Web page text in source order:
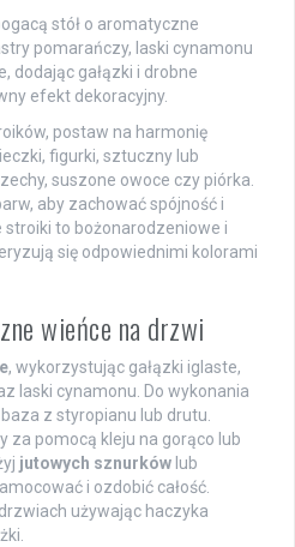
stół o aromatyczne
pomarańczy, laski cynamonu
dodając gałązki i drobne
efekt dekoracyjny.
postaw na harmonię
figurki, sztuczny lub
suszone owoce czy piórka.
aby zachować spójność i
stroiki to bożonarodzeniowe i
się odpowiednimi kolorami
wieńce na drzwi
, wykorzystując gałązki iglaste,
laski cynamonu. Do wykonania
z styropianu lub drutu.
za pomocą kleju na gorąco lub
jutowych sznurków lub
i ozdobić całość.
używając haczyka